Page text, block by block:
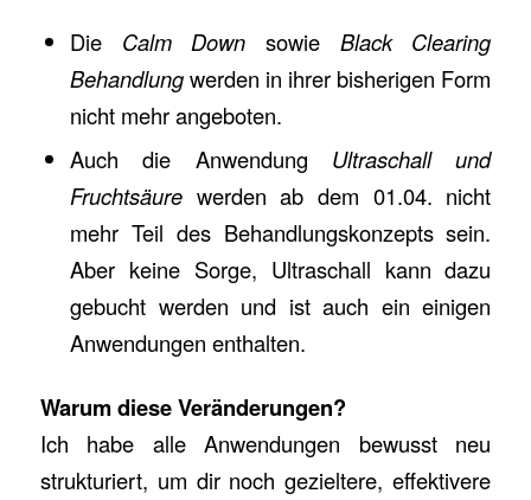
Die Calm Down sowie Black Clearing
Behandlungwerden in ihrer bisherigen Form
nicht mehr angeboten.
Auch die Anwendung Ultraschall und
Fruchtsäurewerden ab dem 01.04. nicht
mehr Teil des Behandlungskonzepts sein.
Aber keine Sorge, Ultraschall kann dazu
gebucht werden und ist auch ein einigen
Anwendungen enthalten.
Warum diese Veränderungen?
Ich habe alle Anwendungen bewusst neu
strukturiert, um dir noch gezieltere, effektivere